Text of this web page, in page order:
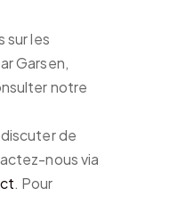
sur les
Garsen,
notre
de
nous via
. Pour